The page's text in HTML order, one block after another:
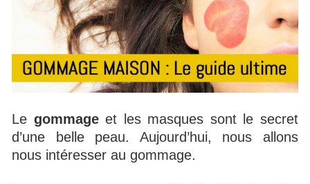
Le gommageet les masques sont le secret
d’une belle peau. Aujourd’hui, nous allons
nous intéresser au gommage.